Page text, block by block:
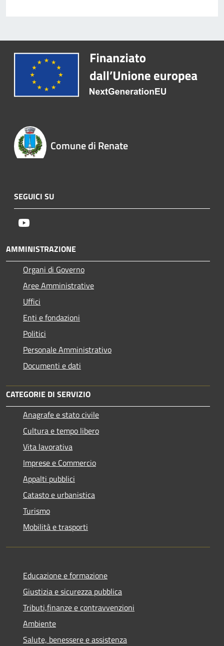
Comune di Renate
SEGUICI SU
AMMINISTRAZIONE
Organi di Governo
Aree Amministrative
Uffici
Enti e fondazioni
Politici
Personale Amministrativo
Documenti e dati
CATEGORIE DI SERVIZIO
Anagrafe e stato civile
Cultura e tempo libero
Vita lavorativa
Imprese e Commercio
Appalti pubblici
Catasto e urbanistica
Turismo
Mobilità e trasporti
Educazione e formazione
Giustizia e sicurezza pubblica
Tributi,finanze e contravvenzioni
Ambiente
Salute, benessere e assistenza